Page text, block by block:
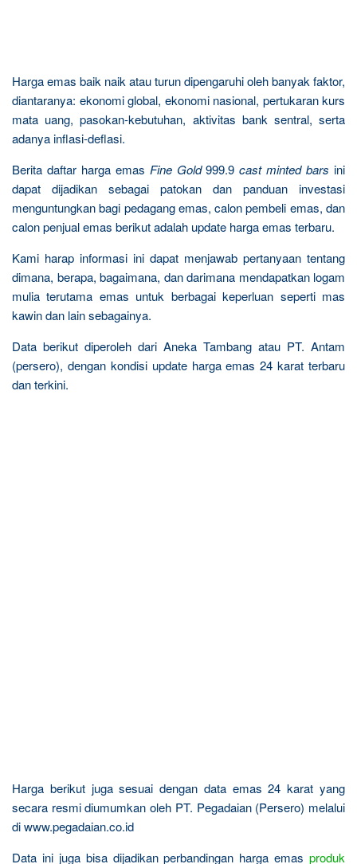
Harga emas baik naik atau turun dipengaruhi oleh banyak faktor,
diantaranya: ekonomi global, ekonomi nasional, pertukaran kurs
mata uang, pasokan-kebutuhan, aktivitas bank sentral, serta
adanya inflasi-deflasi.
Berita daftar harga emas Fine Gold999.9cast minted barsini
dapat dijadikan sebagai patokan dan panduan investasi
menguntungkan bagi pedagang emas, calon pembeli emas, dan
calon penjual emas berikut adalah update harga emas terbaru.
Kami harap informasi ini dapat menjawab pertanyaan tentang
dimana, berapa, bagaimana, dan darimana mendapatkan logam
mulia terutama emas untuk berbagai keperluan seperti mas
kawin dan lain sebagainya.
Data berikut diperoleh dari Aneka Tambang atau PT. Antam
(persero), dengan kondisi update harga emas 24 karat terbaru
dan terkini.
Harga berikut juga sesuai dengan data emas 24 karat yang
secara resmi diumumkan oleh PT. Pegadaian (Persero) melalui
di www.pegadaian.co.id
Data ini juga bisa dijadikan perbandingan harga emas produk